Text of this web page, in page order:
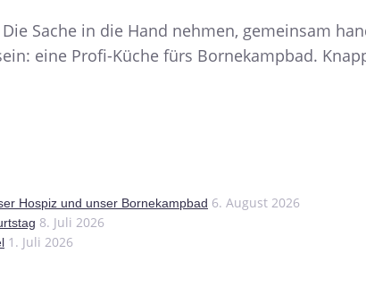
Sache in die Hand nehmen, gemeinsam
eine Profi-Küche fürs Bornekampbad.
Hospiz und unser Bornekampbad 6. August 2026
8. Juli 2026
1. Juli 2026